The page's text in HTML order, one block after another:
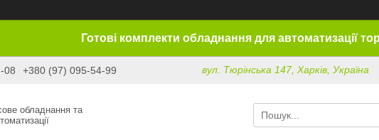
Готові комплекти обладнання для автоматизації
08 +380 (97) 095-54-99 вул. Тюрінська 147, Харків, Україна
обладнання та